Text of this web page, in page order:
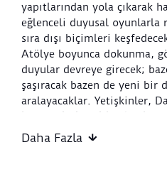
yapıtlarından yola çıkarak
eğlenceli duyusal oyunlarla
sıra dışı biçimleri
Atölye boyunca dokunma,
duyular devreye girecek;
şaşıracak bazen de yeni bir
aralayacaklar. Yetişkinler,
kısa notlarla eşlik ederek
dili kuracak ve paylaşımlı
Daha Fazla